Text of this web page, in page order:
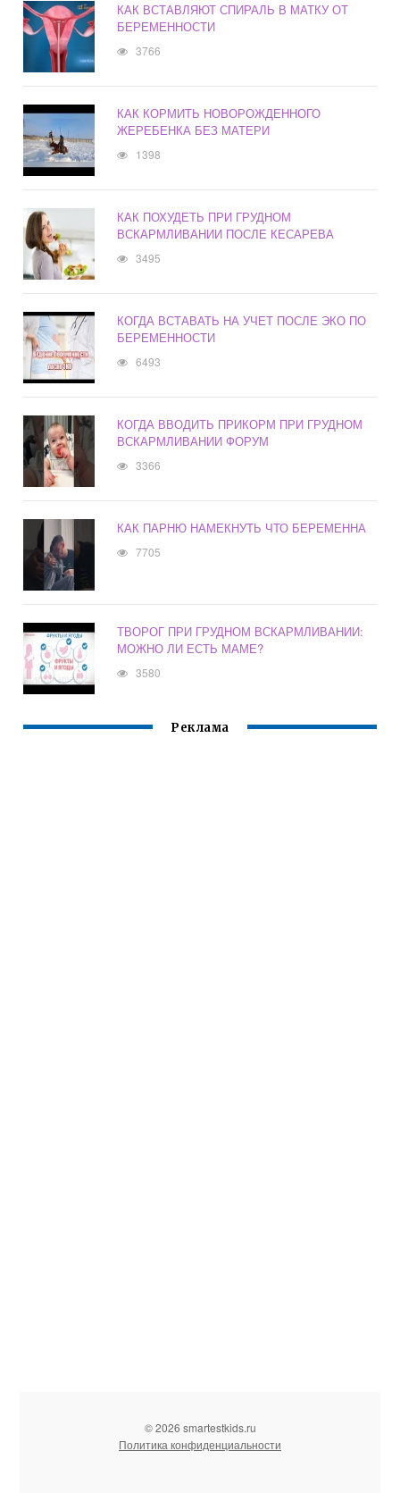
КАК ВСТАВЛЯЮТ СПИРАЛЬ В МАТКУ ОТ
БЕРЕМЕННОСТИ
3766
КАК КОРМИТЬ НОВОРОЖДЕННОГО
ЖЕРЕБЕНКА БЕЗ МАТЕРИ
1398
КАК ПОХУДЕТЬ ПРИ ГРУДНОМ
ВСКАРМЛИВАНИИ ПОСЛЕ КЕСАРЕВА
3495
КОГДА ВСТАВАТЬ НА УЧЕТ ПОСЛЕ ЭКО ПО
БЕРЕМЕННОСТИ
6493
КОГДА ВВОДИТЬ ПРИКОРМ ПРИ ГРУДНОМ
ВСКАРМЛИВАНИИ ФОРУМ
3366
КАК ПАРНЮ НАМЕКНУТЬ ЧТО БЕРЕМЕННА
7705
ТВОРОГ ПРИ ГРУДНОМ ВСКАРМЛИВАНИИ:
МОЖНО ЛИ ЕСТЬ МАМЕ?
3580
Реклама
© 2026 smartestkids.ru
Политика конфиденциальности